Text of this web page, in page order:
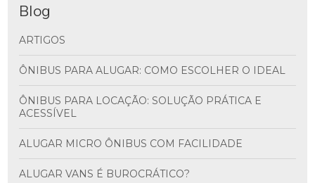
Blog
ARTIGOS
ÔNIBUS PARA ALUGAR: COMO ESCOLHER O IDEAL
ÔNIBUS PARA LOCAÇÃO: SOLUÇÃO PRÁTICA E
ACESSÍVEL
ALUGAR MICRO ÔNIBUS COM FACILIDADE
ALUGAR VANS É BUROCRÁTICO?